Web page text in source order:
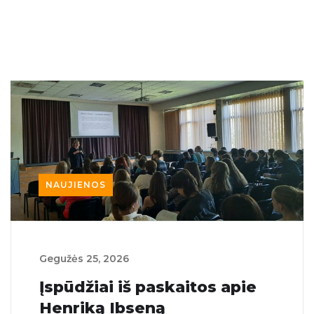
NAUJIENOS
Gegužės‏‏‎ ‎25‎‎‏‏‎, 2026
Įspūdžiai iš paskaitos apie
Henriką Ibseną